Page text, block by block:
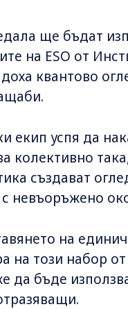
ще бъдат
на ESO от
квантово
екип успя да
колективно
създават
невъоръжено
на
на този набор
да бъде